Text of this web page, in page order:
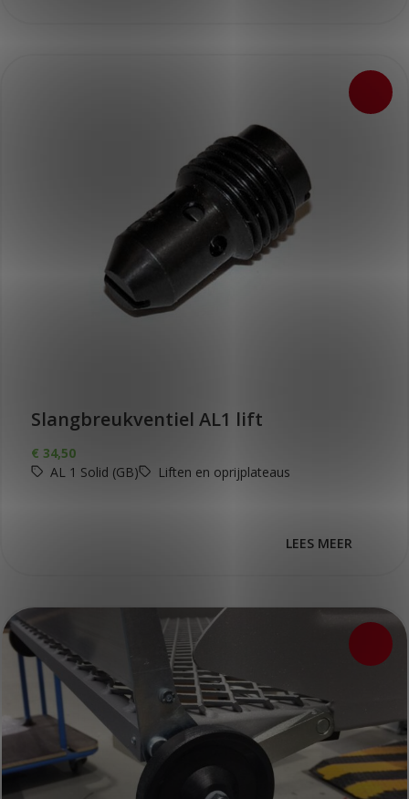
Slangbreukventiel AL1 lift
€ 34,50
AL 1 Solid (GB)
Liften en oprijplateaus
LEES MEER